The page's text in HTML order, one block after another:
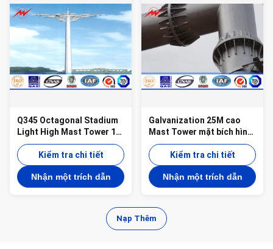
Q345 Octagonal Stadium
Light High Mast Tower 10
200W HPS Lights With
Raising System
Kiểm tra chi tiết
Nhận một trích dẫn
Galvanization 25M cao
Mast Tower mặt bích hình
ống thép Monopole
Communication Tower
Kiểm tra chi tiết
Nhận một trích dẫn
Nạp Thêm